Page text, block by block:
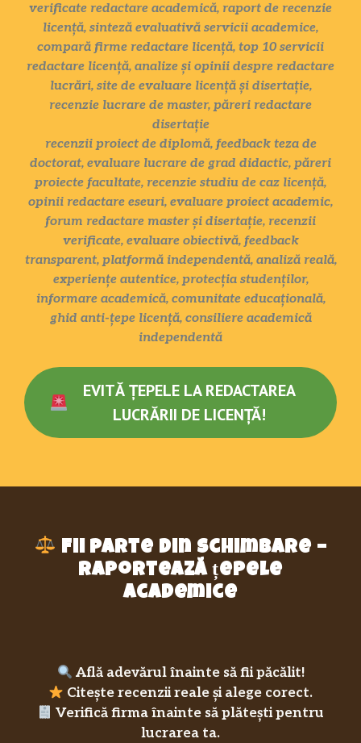
verificate redactare academică, raport de recenzie
licență, sinteză evaluativă servicii academice,
compară firme redactare licență, top 10 servicii
redactare licență, analize și opinii despre redactare
lucrări, site de evaluare licență și disertație,
recenzie lucrare de master, păreri redactare
disertație
recenzii proiect de diplomă, feedback teza de
doctorat, evaluare lucrare de grad didactic, păreri
proiecte facultate, recenzie studiu de caz licență,
opinii redactare eseuri, evaluare proiect academic,
forum redactare master și disertație, recenzii
verificate, evaluare obiectivă, feedback
transparent, platformă independentă, analiză reală,
experiențe autentice, protecția studenților,
informare academică, comunitate educațională,
ghid anti-țepe licență, consiliere academică
independentă
EVITĂ ȚEPELE LA REDACTAREA
LUCRĂRII DE LICENȚĂ!
Fii parte din schimbare –
raportează țepele
academice
Află adevărul înainte să fii păcălit!
Citește recenzii reale și alege corect.
Verifică firma înainte să plătești pentru
lucrarea ta.